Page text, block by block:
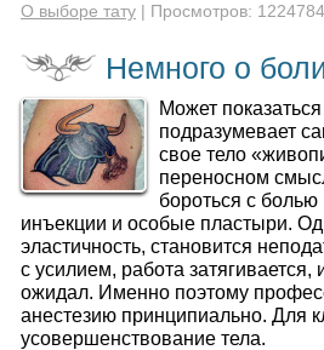
О выборе тату | Просмотров:
Немного о
Может
подразумевает
свое тело
переносном
бороться с
инъекции и особые пла­стыри.
эластичность, становится
с усилием, рабо­та затягивается,
ожидал. Именно поэтому
ане­стезию принципиально. Для
усовершенствование тела.